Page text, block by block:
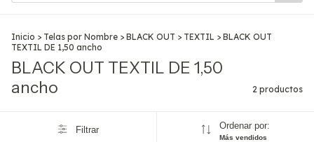
Inicio > Telas por Nombre > BLACK OUT > TEXTIL > BLACK OUT
TEXTIL DE 1,50 ancho
BLACK OUT TEXTIL DE 1,50
ancho
2 productos
Filtrar Ordenar por:
Más vendidos